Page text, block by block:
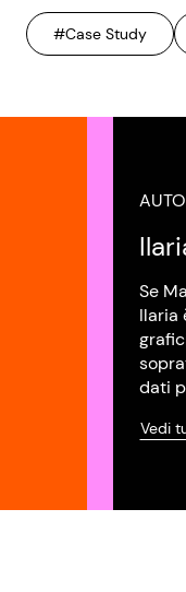
#Case Study
Se
Ilaria
dati
Vedi